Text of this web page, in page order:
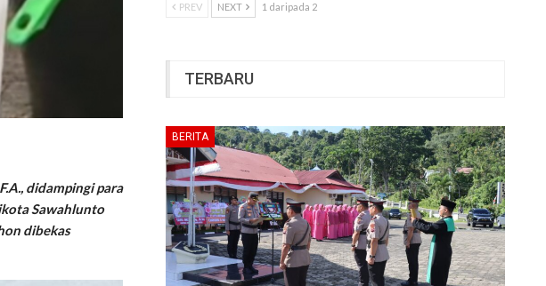
didampingi para
Sawahlunto
dibekas
PREV NEXT 1 daripada 2
TERBARU
BERITA